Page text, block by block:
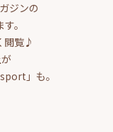
ジンの
。
閲覧♪
」も。